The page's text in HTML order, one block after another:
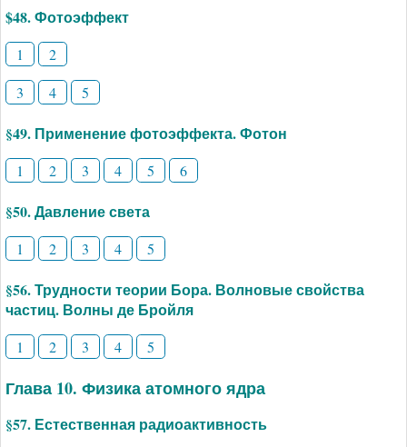
$48. Фотоэффект
1
2
3
4 5
§49. Применение фотоэффекта. Фотон
1 2 3 4 5 6
§50. Давление света
1 2 3 4 5
§56. Трудности теории Бора. Волновые свойства
частиц. Волны де Бройля
1 2 3 4 5
Глава 10. Физика атомного ядра
§57. Естественная радиоактивность